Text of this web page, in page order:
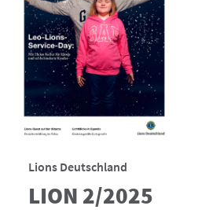
Lions Deutschland
LION 2/2025